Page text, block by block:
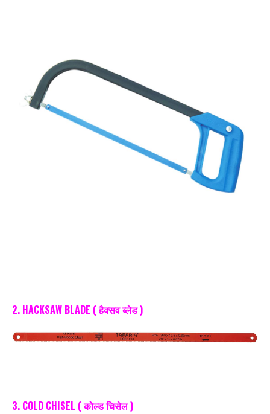
2. HACKSAW BLADE ( हैक्सव ब्लेड )
3. COLD CHISEL ( कोल्ड चिसेल )